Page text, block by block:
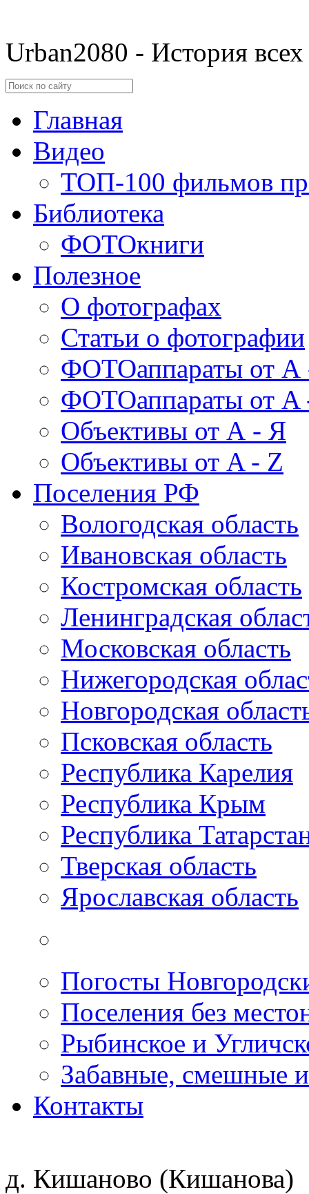
Urban2080 - История
Главная
Видео
ТОП-100 фильмов
Библиотека
ФОТОкниги
Полезное
О фотографах
Статьи о фотографии
ФОТОаппараты от А
ФОТОаппараты от A
Объективы от А - Я
Объективы от A - Z
Поселения РФ
Вологодская область
Ивановская область
Костромская область
Ленинградская
Московская область
Нижегородская
Новгородская
Псковская область
Республика Карелия
Республика Крым
Республика
Тверская область
Ярославская область
Погосты
Поселения без
Рыбинское и
Забавные, смешные
Контакты
д. Кишаново (Кишанова)